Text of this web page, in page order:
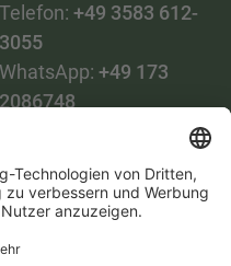
Telefon: +49 3583 612-
3055
WhatsApp: +49 173
2086748